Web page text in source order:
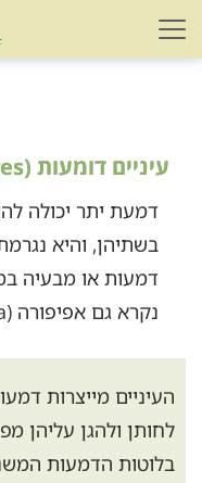
עיניים דומעות (Watery Eyes)
דמעת יתר יכולה
בשתיהן, והיא
דמעות או מבעיה
נקרא גם אפיפורה (Epiphora).
העיניים מייצרות
לחותן ולהגן עליהן
בלוטות הדמעות